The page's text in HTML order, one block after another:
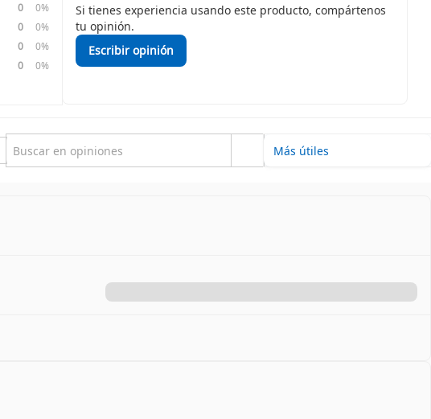
0 0%
0 0%
0 0%
0 0%
Si tienes experiencia usando este producto, compártenos
tu opinión.
Escribir opinión